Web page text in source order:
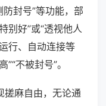
防封号”等功能，部
别好”或“透视他人
行、自动连接等
不被封号”。
搓麻自由，无论通